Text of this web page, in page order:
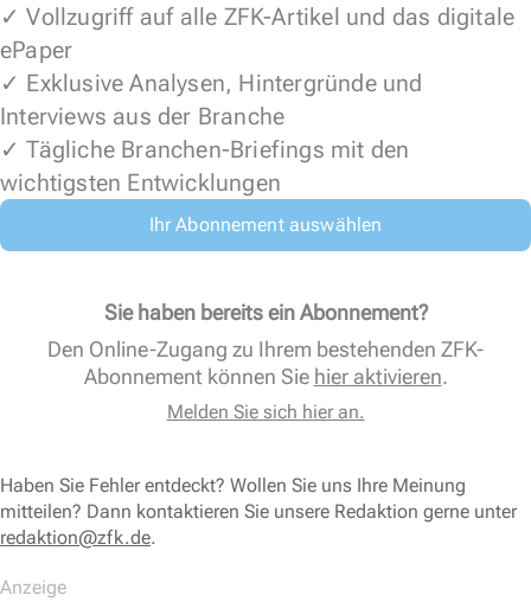
✓ Vollzugriff auf alle ZFK-Artikel und das digitale
ePaper
✓ Exklusive Analysen, Hintergründe und
Interviews aus der Branche
✓ Tägliche Branchen-Briefings mit den
wichtigsten Entwicklungen
Ihr Abonnement auswählen
Sie haben bereits ein Abonnement?
Den Online-Zugang zu Ihrem bestehenden ZFK-
Abonnement können Sie hier aktivieren.
Melden Sie sich hier an.
Haben Sie Fehler entdeckt? Wollen Sie uns Ihre Meinung
mitteilen? Dann kontaktieren Sie unsere Redaktion gerne unter
redaktion@zfk.de.